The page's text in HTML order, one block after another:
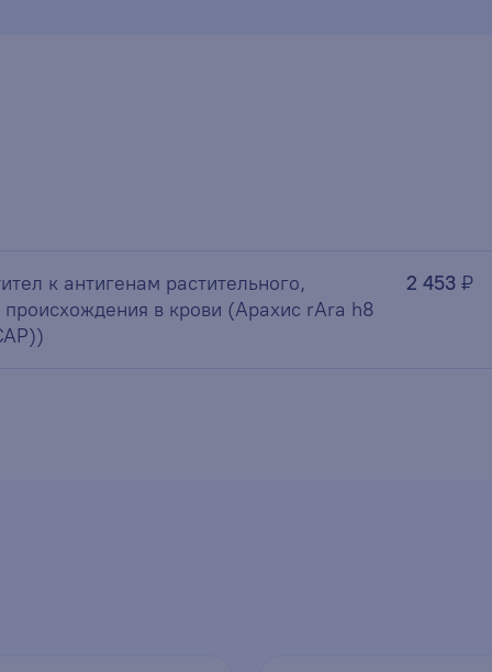
к антигенам растительного,
происхождения в крови (Арахис rAra h8
2 453₽